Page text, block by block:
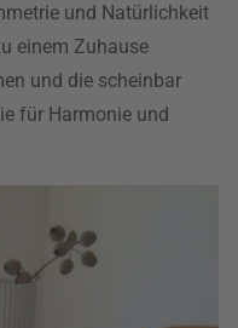
und Natürlichkeit
einem Zuhause
und die scheinbar
für Harmonie und